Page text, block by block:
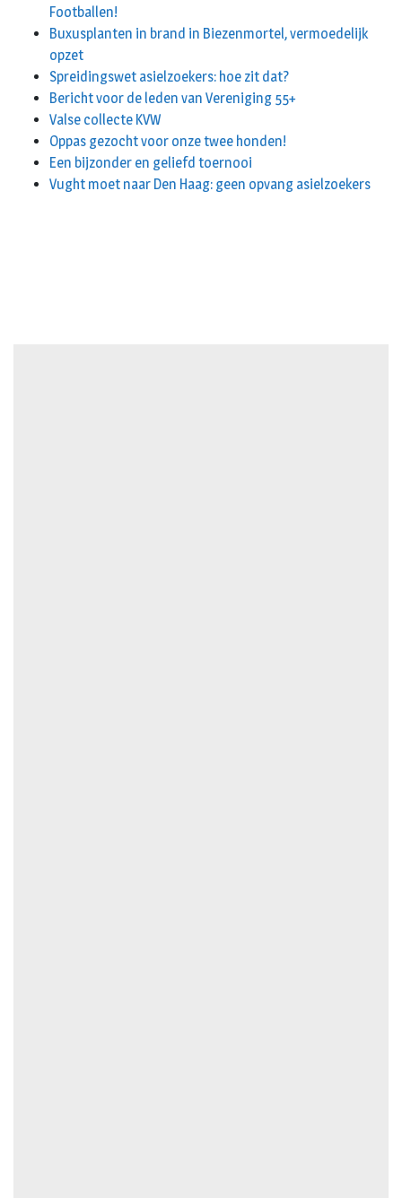
Footballen!
Buxusplanten in brand in Biezenmortel, vermoedelijk
opzet
Spreidingswet asielzoekers: hoe zit dat?
Bericht voor de leden van Vereniging 55+
Valse collecte KVW
Oppas gezocht voor onze twee honden!
Een bijzonder en geliefd toernooi
Vught moet naar Den Haag: geen opvang asielzoekers